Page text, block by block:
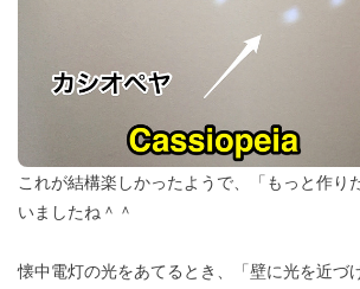
これが結構楽しかったようで、「もっと作り
いましたね＾＾
懐中電灯の光をあてるとき、「壁に光を近づ